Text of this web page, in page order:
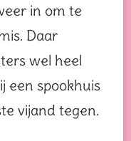
in om te
Daar
wel heel
een spookhuis
vijand tegen.